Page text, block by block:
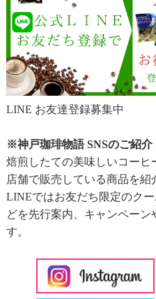
LINE お友達登録募集中
※神戸珈琲物語 SNSのご紹介
焙煎したての美味しいコーヒ
店舗で販売している商品を紹
LINEではお友だち限定のク
どを先行案内、キャンペーン
す。